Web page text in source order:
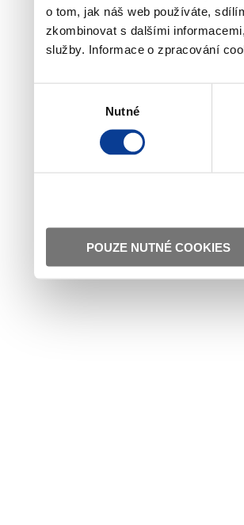
o tom, jak náš web používáte,
zkombinovat s dalšími
služby. Informace o zpracování
Nutné
POUZE NUTNÉ COOKIES